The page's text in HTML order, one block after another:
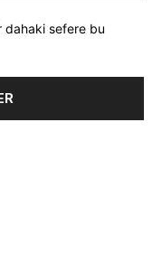
dahaki sefere bu